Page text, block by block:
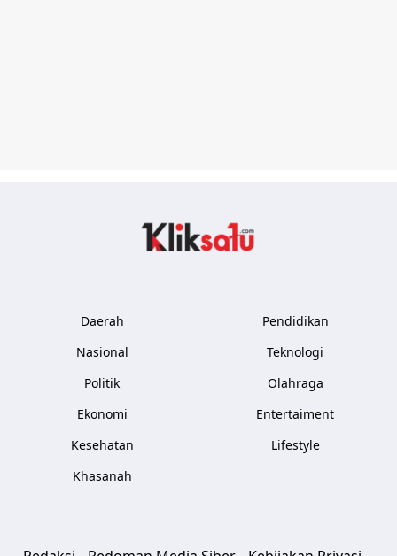
Daerah
Nasional
Politik
Ekonomi
Kesehatan
Khasanah
Pendidikan
Teknologi
Olahraga
Entertaiment
Lifestyle